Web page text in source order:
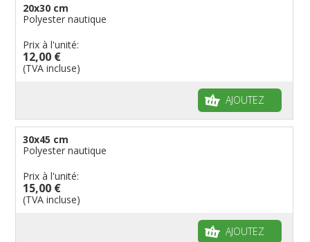
20x30 cm
Polyester nautique
Prix à l'unité:
12,00 €
(TVA incluse)
AJOUTEZ
30x45 cm
Polyester nautique
Prix à l'unité:
15,00 €
(TVA incluse)
AJOUTEZ